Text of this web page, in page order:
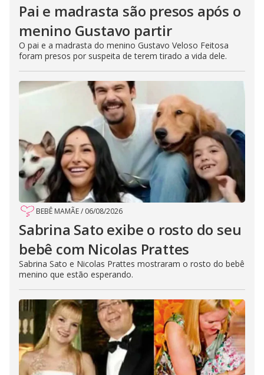
Pai e madrasta são presos após o
menino Gustavo partir
O pai e a madrasta do menino Gustavo Veloso Feitosa
foram presos por suspeita de terem tirado a vida dele.
BEBÊ MAMÃE/ 06/08/2026
Sabrina Sato exibe o rosto do seu
bebê com Nicolas Prattes
Sabrina Sato e Nicolas Prattes mostraram o rosto do bebê
menino que estão esperando.